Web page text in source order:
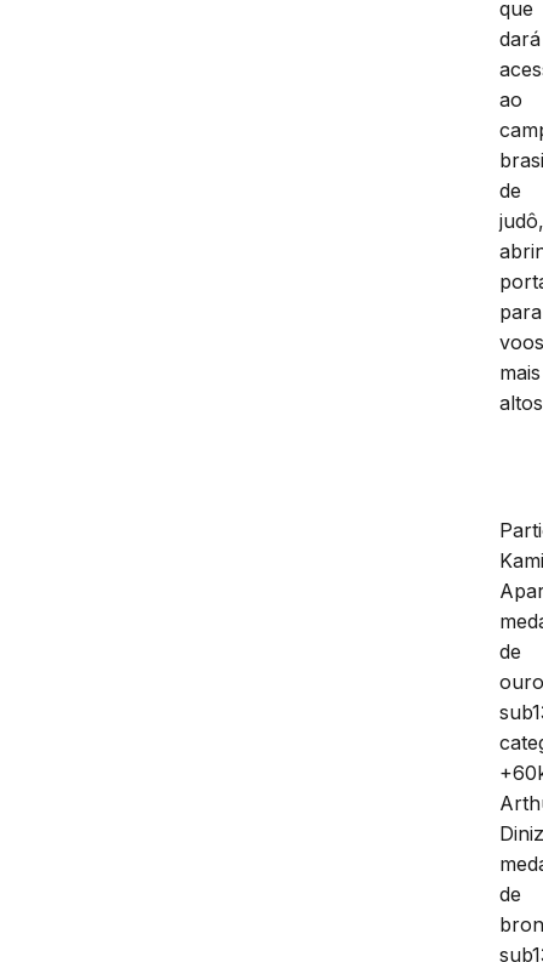
que
dará
ao
de
para
mais
de
de